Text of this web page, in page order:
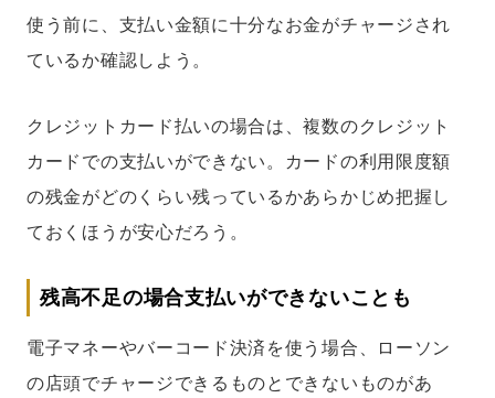
使う前に、支払い金額に十分なお金がチャージされ
ているか確認しよう。
クレジットカード払いの場合は、複数のクレジット
カードでの支払いができない。カードの利用限度額
の残金がどのくらい残っているかあらかじめ把握し
ておくほうが安心だろう。
残高不足の場合支払いができないことも
電子マネーやバーコード決済を使う場合、ローソン
の店頭でチャージできるものとできないものがあ